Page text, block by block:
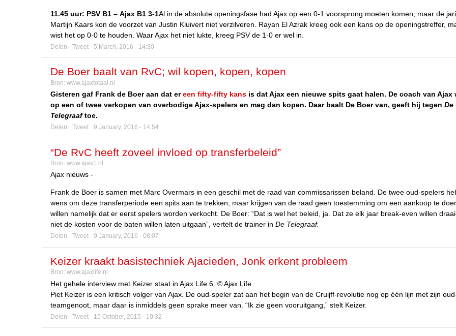
11.45 uur: PSV B1 – Ajax B1 3-1Al in de absolute openingsfase had Ajax op een 0-1 voorsprong moeten komen, maar de
Martijn Kaars kon de voorzet van Justin Kluivert niet verzilveren. Rayan El Azrak kreeg ook een kans op de openingstreffer,
wist het op 0-0 te houden. Waar Ajax het niet lukte, kreeg PSV de 1-0 er wel in.
Delen Tweet 5 March, 2016 - 14:30
De Boer baalt van RvC; wil kopen, kopen, kopen
Bron: www.ajaxtotaal.nl
Gisteren gaf Frank de Boer aan dat ereen fifty-fifty kans is dat Ajax een nieuwe spits gaat halen. De coach van Ajax
op een of twee verkopen van overbodige Ajax-spelers en mag dan kopen. Daar baalt De Boer van, geeft hij tegen De
Telegraaftoe.
Delen Tweet 9 January, 2016 - 14:54
“De RvC heeft zoveel invloed op transferbeleid”
Bron: www.ajax1.nl
Ajax nieuws -
Frank de Boer is samen met Marc Overmars in een geschil met de raad van commissarissen beland. De twee oud-spelers
wens om deze transferperiode een spits aan te trekken, maar krijgen van de raad geen toestemming om een aankoop te
willen namelijk dat er eerst spelers worden verkocht. De Boer: “Dat is wel het beleid, ja. Dat ze elk jaar break-even willen
niet de kosten voor de baten willen laten uitgaan”, vertelt de trainer in De Telegraaf.
Delen Tweet 9 January, 2016 - 08:07
Keizer kraakt basistechniek Ajacieden, Jonk erkent probleem
Bron: www.ajaxlife.nl
Het gehele interview met Keizer staat in Ajax Life 6. © Ajax Life
Piet Keizer is een kritisch volger van Ajax. De oud-speler zat aan het begin van de Cruijff-revolutie nog op één lijn met zijn
teamgenoot, maar daar is inmiddels geen sprake meer van. “Ik zie geen vooruitgang,” stelt Keizer.
Delen Tweet 15 October, 2015 - 10:32